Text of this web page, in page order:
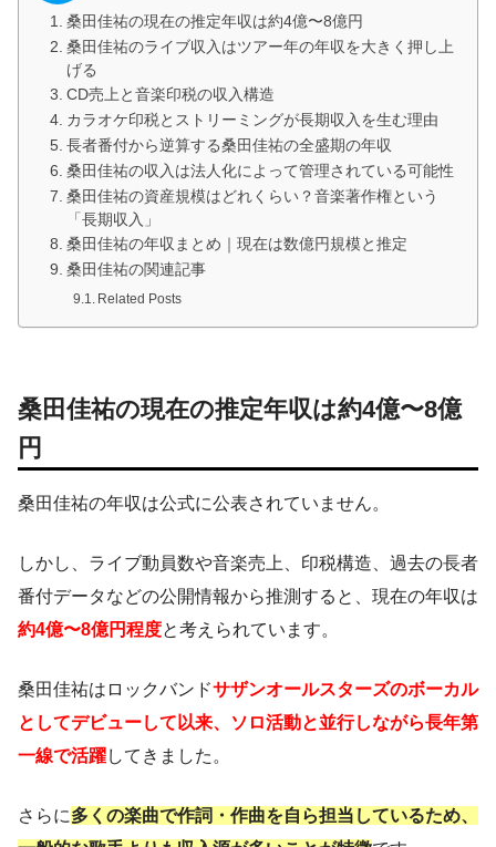
桑田佳祐の現在の推定年収は約4億〜8億円
桑田佳祐のライブ収入はツアー年の年収を大きく押し上
げる
CD売上と音楽印税の収入構造
カラオケ印税とストリーミングが長期収入を生む理由
長者番付から逆算する桑田佳祐の全盛期の年収
桑田佳祐の収入は法人化によって管理されている可能性
桑田佳祐の資産規模はどれくらい？音楽著作権という
「長期収入」
桑田佳祐の年収まとめ｜現在は数億円規模と推定
桑田佳祐の関連記事
Related Posts
桑田佳祐の現在の推定年収は約4億〜8億
円
桑田佳祐の年収は公式に公表されていません。
しかし、ライブ動員数や音楽売上、印税構造、過去の長者
番付データなどの公開情報から推測すると、現在の年収は
約4億〜8億円程度と考えられています。
桑田佳祐はロックバンドサザンオールスターズのボーカル
としてデビューして以来、ソロ活動と並行しながら長年第
一線で活躍してきました。
さらに多くの楽曲で作詞・作曲を自ら担当しているため、